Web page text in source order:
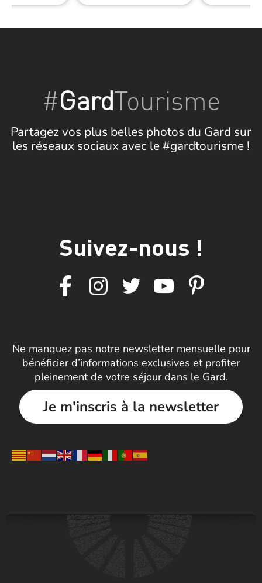
#GardTourisme
Partagez vos plus belles photos du Gard sur
les réseaux sociaux avec le #gardtourisme !
Suivez-nous !
Ne manquez pas notre newsletter mensuelle pour
bénéficier d’informations exclusives et profiter
pleinement de votre séjour dans le Gard.
Je m'inscris à la newsletter